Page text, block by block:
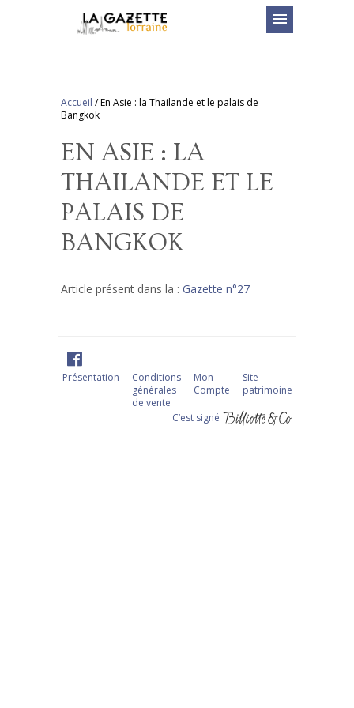
menu
Accueil /En Asie : la Thailande et le palais de
Bangkok
EN ASIE : LA
THAILANDE ET LE
PALAIS DE
BANGKOK
Article présent dans la : Gazette n°27
Présentation
Conditions
générales
de vente
Mon
Compte
Site
patrimoine
C‘est signé